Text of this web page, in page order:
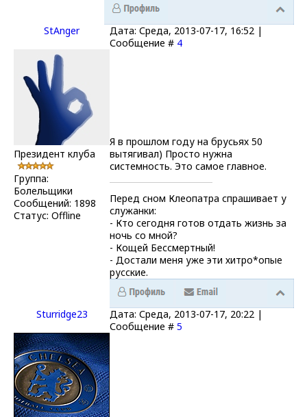
StAnger
Дата: Среда, 2013-07-17, 16:52 |
Сообщение # 4
Президент клуба
Группа:
Болельщики
Сообщений: 1898
Статус: Offline
Я в прошлом году на брусьях 50
вытягивал) Просто нужна
системность. Это самое главное.
Перед сном Клеопатра спрашивает у
служанки:
- Кто сегодня готов отдать жизнь за
ночь со мной?
- Кощей Бессмертный!
- Достали меня уже эти хитро*опые
русские.
Sturridge23
Дата: Среда, 2013-07-17, 20:22 |
Сообщение # 5